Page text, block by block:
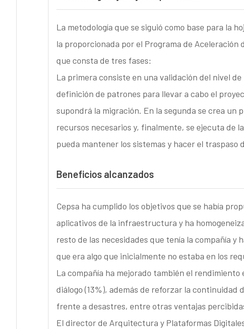
La metodología que se siguió como base para la
la proporcionada por el Programa de Aceleración
que consta de tres fases:
La primera consiste en una validación del nivel
definición de patrones para llevar a cabo el
supondrá la migración. En la segunda se crea un
recursos necesarios y, finalmente, se ejecuta de
pueda mantener los sistemas y hacer el traspaso
Beneficios alcanzados
Cepsa ha cumplido los objetivos que se había
aplicativos de la infraestructura y ha
resto de las necesidades que tenía la compañía y
que era algo que inicialmente no estaba en los
La compañía ha mejorado también el rendimiento
diálogo (13%), además de reforzar la continuidad
frente a desastres, entre otras ventajas
El director de Arquitectura y Plataformas